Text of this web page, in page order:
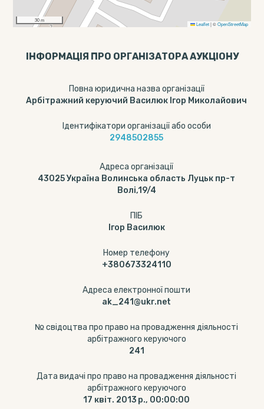
30 m
Leaflet |©OpenStreetMap
ІНФОРМАЦІЯ ПРО ОРГАНІЗАТОРА АУКЦІОНУ
Повна юридична назва організації
Арбітражний керуючий Василюк Ігор Миколайович
Ідентифікатори організації або особи
2948502855
Адреса організації
43025 Україна Волинська область Луцьк пр-т
Волі,19/4
ПІБ
Ігор Василюк
Номер телефону
+380673324110
Адреса електронної пошти
ak_241@ukr.net
№ свідоцтва про право на провадження діяльності
арбітражного керуючого
241
Дата видачі про право на провадження діяльності
арбітражного керуючого
17 квіт. 2013 р., 00:00:00